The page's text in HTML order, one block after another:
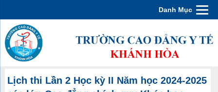
Danh Mục
Lịch thi Lần 2 Học kỳ II Năm học 2024-2025